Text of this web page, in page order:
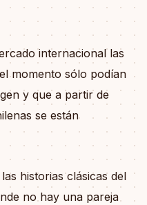
internacional las
momento sólo podían
y que a partir de
se están
historias clásicas del
no hay una pareja